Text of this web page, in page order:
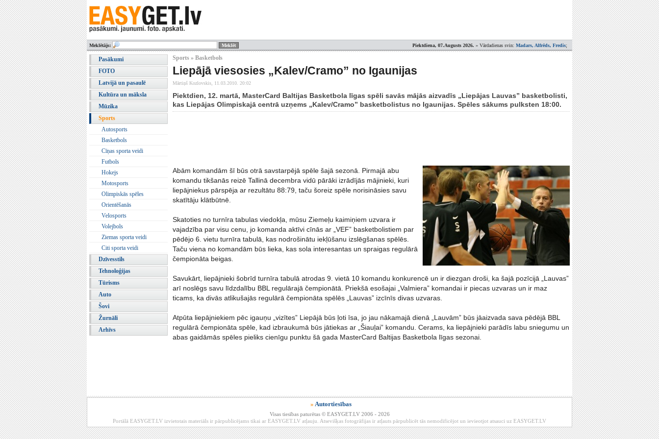
Piektdiena, 07.Augusts 2026. » Vārdadienas svin: Madars, Alfrēds, Fredis;
Meklētājs:
Pasākumi
FOTO
Latvijā un pasaulē
Kultūra un māksla
Mūzika
Sports
Autosports
Basketbols
Cīņas sporta veidi
Futbols
Hokejs
Motosports
Olimpiskās spēles
Orientēšanās
Velosports
Volejbols
Ziemas sporta veidi
Citi sporta veidi
Dzīvesstils
Tehnoloģijas
Tūrisms
Auto
Šovi
Žurnāli
Arhīvs
Sports » Basketbols
Liepājā viesosies „Kalev/Cramo” no Igaunijas
Mārtiņš Kozlovskis, 11.03.2010. 20:02
Piektdien, 12. martā, MasterCard Baltijas Basketbola līgas spēli savās mājās aizvadīs „Liepājas Lauvas” basketbolisti,
kas Liepājas Olimpiskajā centrā uzņems „Kalev/Cramo” basketbolistus no Igaunijas. Spēles sākums pulksten 18:00.
Abām komandām šī būs otrā savstarpējā spēle šajā sezonā. Pirmajā abu
komandu tikšanās reizē Tallinā decembra vidū pārāki izrādījās mājinieki, kuri
liepājniekus pārspēja ar rezultātu 88:79, taču šoreiz spēle norisināsies savu
skatītāju klātbūtnē.
Skatoties no turnīra tabulas viedokļa, mūsu Ziemeļu kaimiņiem uzvara ir
vajadzība par visu cenu, jo komanda aktīvi cīnās ar „VEF” basketbolistiem par
pēdējo 6. vietu turnīra tabulā, kas nodrošinātu iekļūšanu izslēgšanas spēlēs.
Taču viena no komandām būs lieka, kas sola interesantas un spraigas regulārā
čempionāta beigas.
Savukārt, liepājnieki šobrīd turnīra tabulā atrodas 9. vietā 10 komandu konkurencē un ir diezgan droši, ka šajā pozīcijā „Lauvas”
arī noslēgs savu līdzdalību BBL regulārajā čempionātā. Priekšā esošajai „Valmiera” komandai ir piecas uzvaras un ir maz
ticams, ka divās atlikušajās regulārā čempionāta spēlēs „Lauvas” izcīnīs divas uzvaras.
Atpūta liepājniekiem pēc igauņu „vizītes” Liepājā būs ļoti īsa, jo jau nākamajā dienā „Lauvām” būs jāaizvada sava pēdējā BBL
regulārā čempionāta spēle, kad izbraukumā būs jātiekas ar „Šiauļai” komandu. Cerams, ka liepājnieki parādīs labu sniegumu un
abas gaidāmās spēles pieliks cienīgu punktu šā gada MasterCard Baltijas Basketbola līgas sezonai.
» Autortiesības
Visas tiesības paturētas © EASYGET.LV 2006 - 2026
Portālā EASYGET.LV izvietotais materiāls ir pārpublicējams tikai ar EASYGET.LV atļauju. Atsevišķas fotogrāfijas ir atļauts pārpublicēt tās nemodificējot un ievieotjot atsauci uz EASYGET.LV